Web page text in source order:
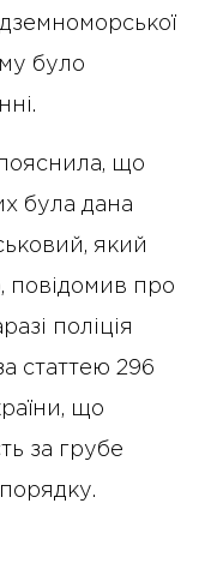
було
що
була дана
який
повідомив про
поліція
статтею 296
що
за грубе